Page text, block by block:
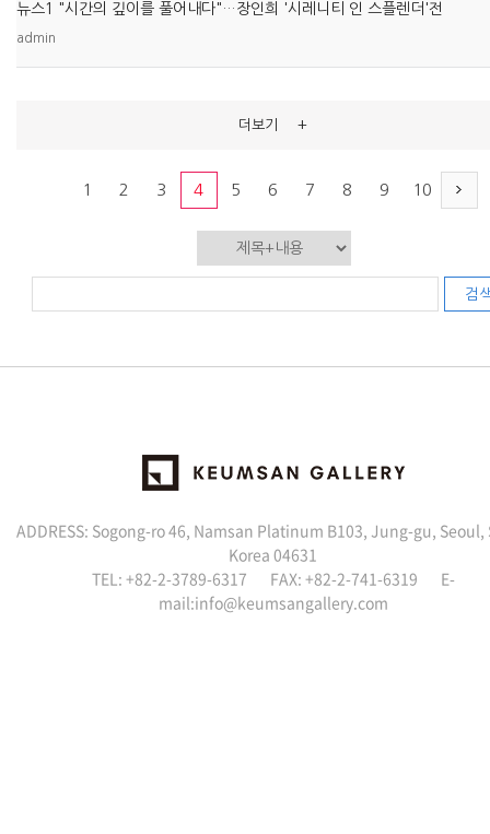
뉴스1 "시간의 깊이를 풀어내다"…장인희 '시레니티 인 스플렌더'전
admin
더보기 +
1 2 3 4 5 6 7 8 9 10
검
ADDRESS: Sogong-ro 46, Namsan Platinum B103, Jung-gu, Seoul,
Korea 04631
TEL: +82-2-3789-6317 FAX: +82-2-741-6319 E-
mail:info@keumsangallery.com